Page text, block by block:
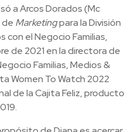
a Arcos Dorados (Mc
de Marketingpara la División
con el Negocio Familias,
de 2021 en la directora de
Familias, Medios &
Women To Watch 2022
de la Cajita Feliz, producto